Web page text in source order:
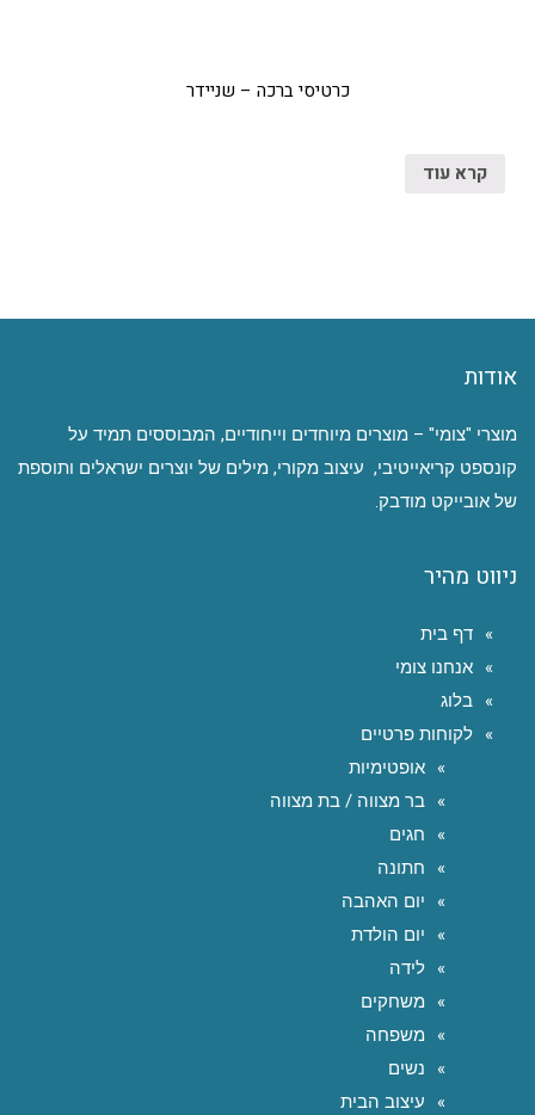
כרטיסי ברכה – שניידר
קרא עוד
אודות
מוצרי "צומי" – מוצרים מיוחדים וייחודיים, המבוססים תמיד על
קונספט קריאייטיבי, עיצוב מקורי, מילים של יוצרים ישראלים ותוספת
של אובייקט מודבק.
ניווט מהיר
דף בית
אנחנו צומי
בלוג
לקוחות פרטיים
אופטימיות
בר מצווה / בת מצווה
חגים
חתונה
יום האהבה
יום הולדת
לידה
משחקים
משפחה
נשים
עיצוב הבית